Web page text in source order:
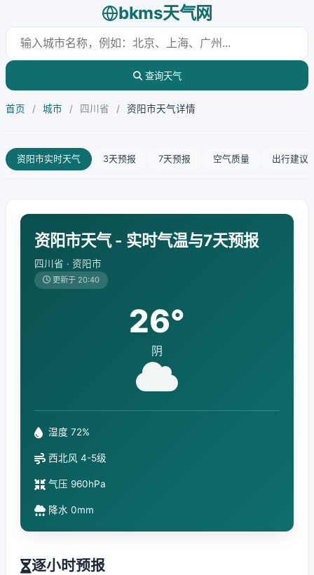
bkms天气网
查询天气
首页 / 城市 / 四川省 / 资阳市天气详情
资阳市实时天气 3天预报 7天预报 空气质量 出行建议
资阳市天气 - 实时气温与7天预报
四川省 · 资阳市
更新于 20:40
26°
阴
湿度 72%
西北风 4-5级
气压 960hPa
降水 0mm
逐小时预报